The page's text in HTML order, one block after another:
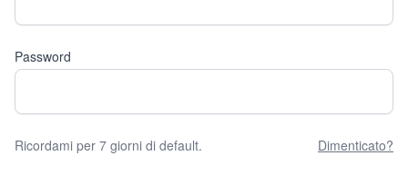
Password
Ricordami per 7 giorni di default. Dimenticato?